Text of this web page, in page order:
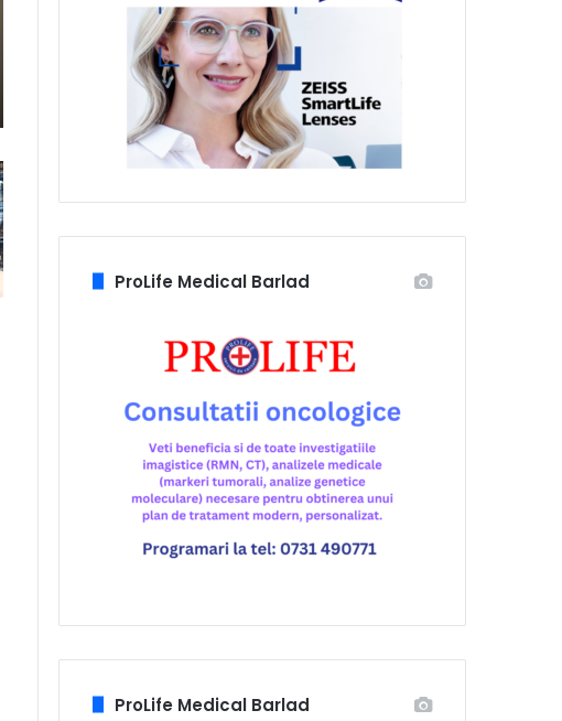
ProLife Medical Barlad
ProLife Medical Barlad